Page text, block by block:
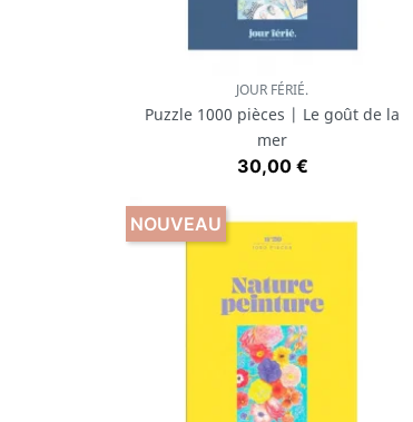
Aperçu rapide
JOUR FÉRIÉ.
Puzzle 1000 pièces | Le goût de la
mer
Prix
30,00 €
NOUVEAU